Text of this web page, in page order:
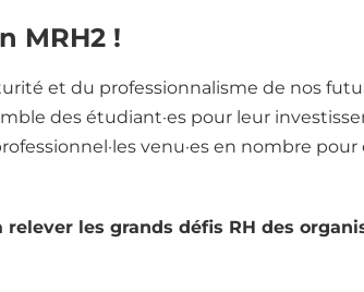
MRH2 !
et du professionnalisme de nos
des étudiant·es pour leur
venu·es en nombre
les grands défis RH des